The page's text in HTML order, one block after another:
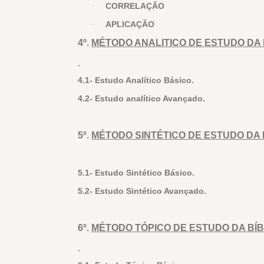
· CORRELAÇÃO
· APLICAÇÃO
4º. MÉTODO ANALITICO DE ESTUDO
4.1- Estudo Analítico Básico.
4.2- Estudo analítico Avançado.
5º. MÉTODO SINTÉTICO DE ESTUDO DA
5.1- Estudo Sintético Básico.
5.2- Estudo Sintético Avançado.
6º. MÉTODO TÓPICO DE ESTUDO DA